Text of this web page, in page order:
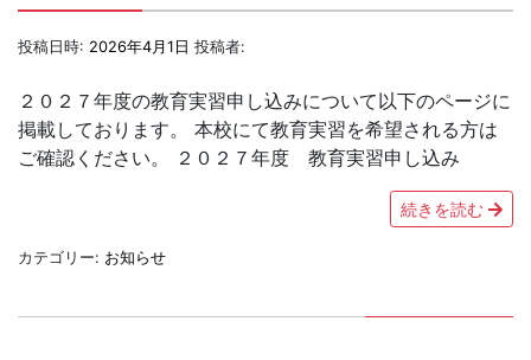
投稿日時: 2026年4月1日 投稿者:
２０２７年度の教育実習申し込みについて以下のページに
掲載しております。 本校にて教育実習を希望される方は
ご確認ください。 ２０２７年度 教育実習申し込み
続きを読む
カテゴリー: お知らせ